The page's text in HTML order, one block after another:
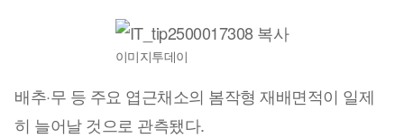
이미지투데이
배추·무 등 주요 엽근채소의 봄작형 재배면적이 일제
히 늘어날 것으로 관측됐다.